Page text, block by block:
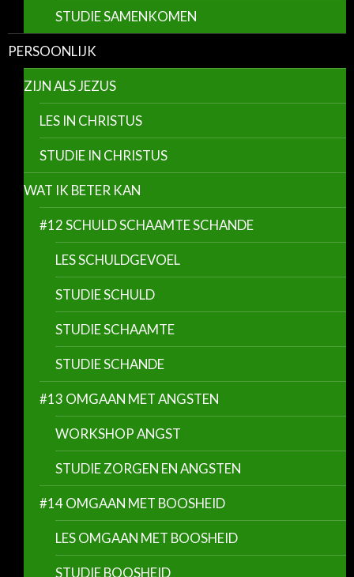
STUDIE SAMENKOMEN
PERSOONLIJK
ZIJN ALS JEZUS
LES IN CHRISTUS
STUDIE IN CHRISTUS
WAT IK BETER KAN
#12 SCHULD SCHAAMTE SCHANDE
LES SCHULDGEVOEL
STUDIE SCHULD
STUDIE SCHAAMTE
STUDIE SCHANDE
#13 OMGAAN MET ANGSTEN
WORKSHOP ANGST
STUDIE ZORGEN EN ANGSTEN
#14 OMGAAN MET BOOSHEID
LES OMGAAN MET BOOSHEID
STUDIE BOOSHEID